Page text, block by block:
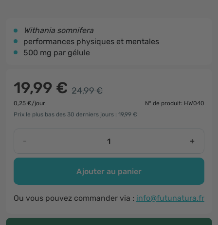
Withania somnifera
performances physiques et mentales
500 mg par gélule
19,99 € 24,99 €
0,25 €/jour
N° de produit: HW040
Prix le plus bas des 30 derniers jours : 19,99 €
- +
Ajouter au panier
Ou vous pouvez commander via : info@futunatura.fr